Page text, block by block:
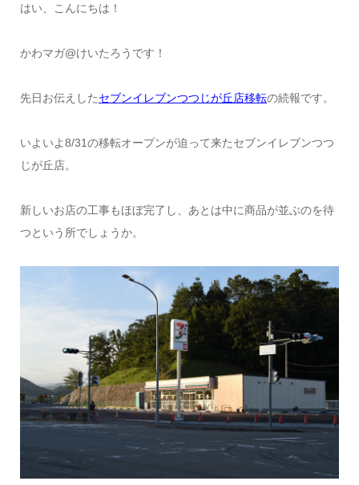
はい、こんにちは！
かわマガ@けいたろうです！
先日お伝えしたセブンイレブンつつじが丘店移転の続報です。
いよいよ8/31の移転オープンが迫って来たセブンイレブンつつ
じが丘店。
新しいお店の工事もほぼ完了し、あとは中に商品が並ぶのを待
つという所でしょうか。